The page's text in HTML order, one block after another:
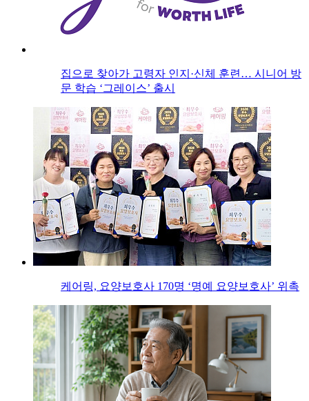
집으로 찾아가 고령자 인지·신체 훈련… 시니어 방
문 학습 ‘그레이스’ 출시
케어링, 요양보호사 170명 ‘명예 요양보호사’ 위촉